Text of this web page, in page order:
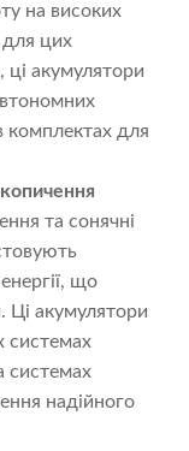
на високих
цих
ці акумулятори
комплектах для
та сонячні
що
Ці акумулятори
системах
системах
надійного